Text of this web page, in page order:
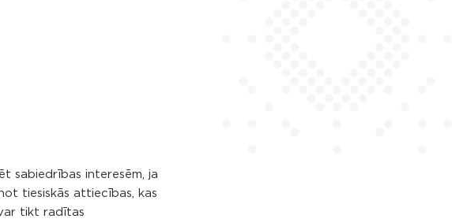
sabiedrības interesēm, ja
tiesiskās attiecības, kas
tikt radītas